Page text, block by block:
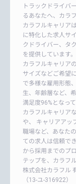
トラックドライバ
るあなたへ、カラ
カラフルキャリア
に特化した求人サ
クドライバー、タ
を提供しています。
カラフルキャリア
サイズなどご希望
で多様な雇用形態
生、年齢層など、
満足度96%となって
カラフルキャリア
や、 キャリアアッ
職場など、あなた
ての求人は信頼で
から採用までのプ
テップを、カラフ
株式会社カラフル
（13-ユ-316922）